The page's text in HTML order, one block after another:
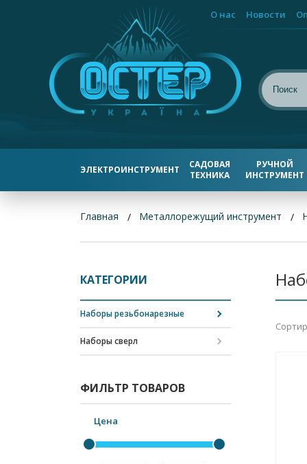
О нас Новости
ЭЛЕКТРОИНСТРУМЕНТ
САДОВАЯ
ТЕХНИКА
РУЧНОЙ
ИНСТРУМЕНТ
Главная Металлорежущий инструмент
КАТЕГОРИИ
Наборы резьбонарезные
Наборы сверл
ФИЛЬТР ТОВАРОВ
Цена